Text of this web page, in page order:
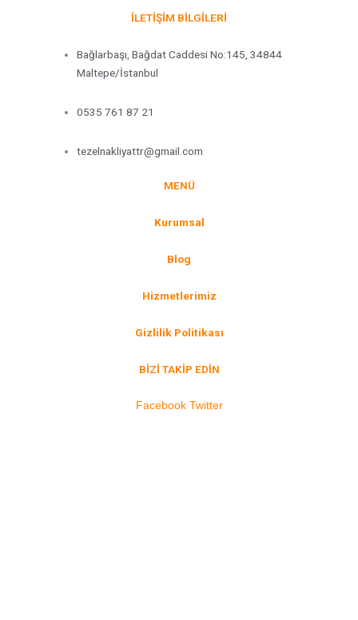
İLETİŞİM BİLGİLERİ
Bağlarbaşı, Bağdat Caddesi No:145, 34844
Maltepe/İstanbul
0535 761 87 21
tezelnakliyattr@gmail.com
MENÜ
Kurumsal
Blog
Hizmetlerimiz
Gizlilik Politikası
BİZİ TAKİP EDİN
Facebook Twitter